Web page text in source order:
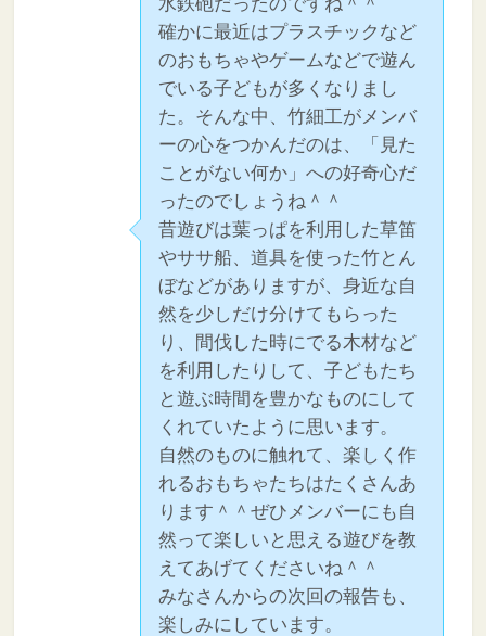
確かに最近はプラスチックなど
のおもちゃやゲームなどで遊ん
でいる子どもが多くなりまし
た。そんな中、竹細工がメンバ
ーの心をつかんだのは、「見た
ことがない何か」への好奇心だ
ったのでしょうね＾＾
昔遊びは葉っぱを利用した草笛
やササ船、道具を使った竹とん
ぼなどがありますが、身近な自
然を少しだけ分けてもらった
り、間伐した時にでる木材など
を利用したりして、子どもたち
と遊ぶ時間を豊かなものにして
くれていたように思います。
自然のものに触れて、楽しく作
れるおもちゃたちはたくさんあ
ります＾＾ぜひメンバーにも自
然って楽しいと思える遊びを教
えてあげてくださいね＾＾
みなさんからの次回の報告も、
楽しみにしています。